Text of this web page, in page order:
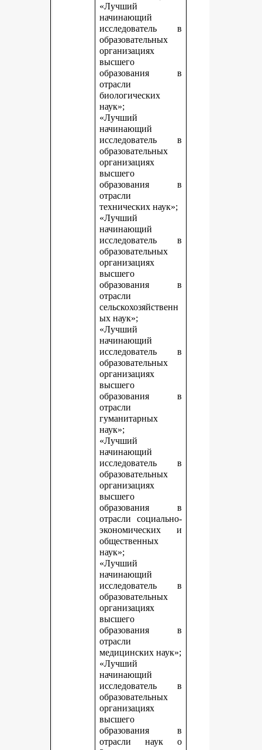
«Лучший
начинающий
исследователь в
образовательных
организациях
высшего
образования в
отрасли
биологических
наук»;
«Лучший
начинающий
исследователь в
образовательных
организациях
высшего
образования в
отрасли
технических наук»;
«Лучший
начинающий
исследователь в
образовательных
организациях
высшего
образования в
отрасли
сельскохозяйственн
ых наук»;
«Лучший
начинающий
исследователь в
образовательных
организациях
высшего
образования в
отрасли
гуманитарных
наук»;
«Лучший
начинающий
исследователь в
образовательных
организациях
высшего
образования в
отрасли социально-
экономических и
общественных
наук»;
«Лучший
начинающий
исследователь в
образовательных
организациях
высшего
образования в
отрасли
медицинских наук»;
«Лучший
начинающий
исследователь в
образовательных
организациях
высшего
образования в
отрасли наук о